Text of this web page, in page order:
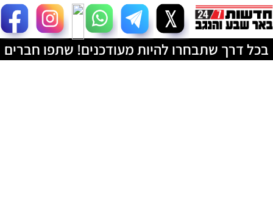
בכל דרך שתבחרו להיות מעודכנים! שתפו חברים